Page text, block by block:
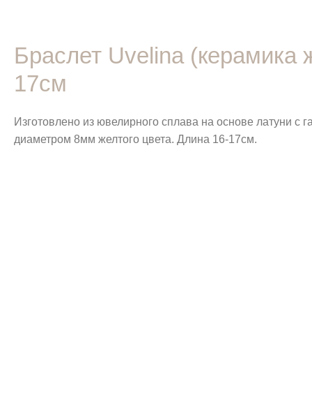
Браслет Uvelina (керамика
17см
Изготовлено из ювелирного сплава на основе латуни с
диаметром 8мм желтого цвета. Длина 16-17см.